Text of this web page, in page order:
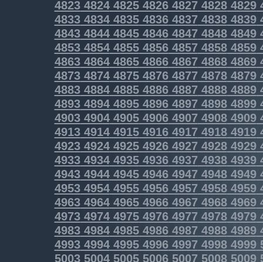
4823482448254826482748284829
4833483448354836483748384839
4843484448454846484748484849
4853485448554856485748584859
4863486448654866486748684869
4873487448754876487748784879
4883488448854886488748884889
4893489448954896489748984899
49034904490549064907 49084909
49134914491549164917 49184919
4923492449254926492749284929
49334934493549364937 49384939
49434944494549464947 49484949
49534954495549564957 49584959
49634964496549664967 49684969
49734974497549764977 49784979
49834984498549864987 49884989
49934994499549964997 49984999
50035004500550065007 50085009